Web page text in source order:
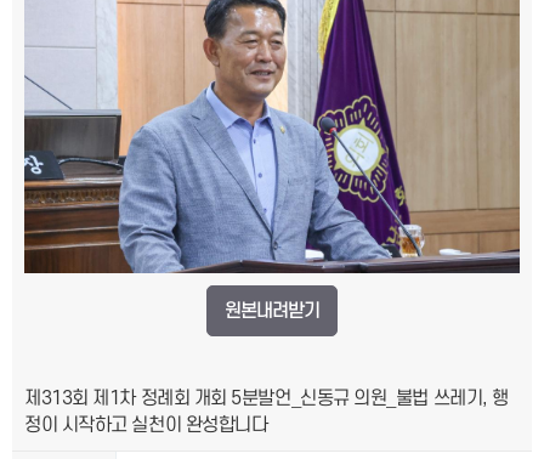
원본내려받기
제313회 제1차 정례회 개회 5분발언_신동규 의원_불법 쓰레기, 행
정이 시작하고 실천이 완성합니다